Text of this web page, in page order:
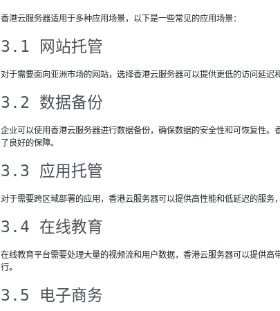
香港云服务器适用于多种应用场景，以下是一些常见的应用场景：
3.1 网站托管
对于需要面向亚洲市场的网站，选择香港云服务器可以提供更低的访问延迟
3.2 数据备份
企业可以使用香港云服务器进行数据备份，确保数据的安全性和可恢复性
了良好的保障。
3.3 应用托管
对于需要跨区域部署的应用，香港云服务器可以提供高性能和低延迟的服务
3.4 在线教育
在线教育平台需要处理大量的视频流和用户数据，香港云服务器可以提供
行。
3.5 电子商务